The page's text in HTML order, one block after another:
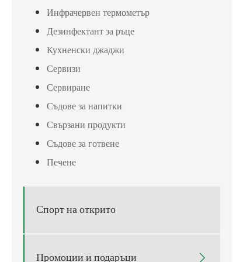
Инфрачервен термометър
Дезинфектант за ръце
Кухненски джаджи
Сервизи
Сервиране
Съдове за напитки
Свързани продукти
Съдове за готвене
Печене
Спорт на открито
Промоции и подаръци 